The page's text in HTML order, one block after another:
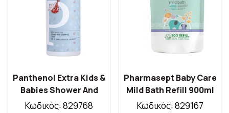
Panthenol Extra Kids &
Babies Shower And
Shampoo 2 In 1 1lt
Κωδικός: 829768
Pharmasept Baby Care
Mild Bath Refill 900ml
Κωδικός: 829167